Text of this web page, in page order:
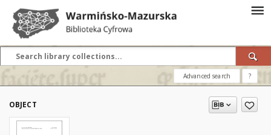
Advanced search ?
OBJECT